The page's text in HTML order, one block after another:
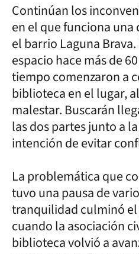
Continúan los
en el que funciona
el barrio Laguna
espacio hace más de
tiempo comenzaron a
biblioteca en el lugar,
malestar. Buscarán
las dos partes junto a
intención de evitar
La problemática que
tuvo una pausa de
tranquilidad culminó
cuando la asociación
biblioteca volvió a